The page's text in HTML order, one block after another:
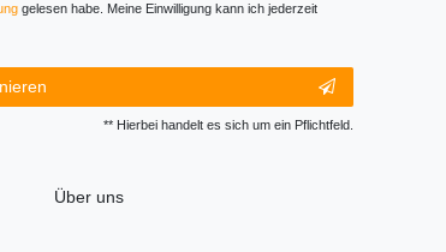
gelesen habe. Meine Einwilligung kann ich jederzeit
** Hierbei handelt es sich um ein Pflichtfeld.
Über uns